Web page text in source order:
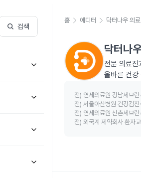
검색
홈 에디터 닥터나우 의
닥터나
전문 의료진
올바른 건강
전) 연세의료원 강남세브
전) 서울아산병원 건강검진
전) 연세의료원 신촌세브
전) 외국계 제약회사 환자